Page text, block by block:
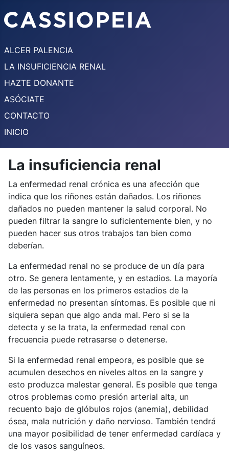
ALCER PALENCIA
LA INSUFICIENCIA RENAL
HAZTE DONANTE
ASÓCIATE
CONTACTO
INICIO
La insuficiencia renal
La enfermedad renal crónica es una afección que
indica que los riñones están dañados. Los riñones
dañados no pueden mantener la salud corporal. No
pueden filtrar la sangre lo suficientemente bien, y no
pueden hacer sus otros trabajos tan bien como
deberían.
La enfermedad renal no se produce de un día para
otro. Se genera lentamente, y en estadios. La mayoría
de las personas en los primeros estadios de la
enfermedad no presentan síntomas. Es posible que ni
siquiera sepan que algo anda mal. Pero si se la
detecta y se la trata, la enfermedad renal con
frecuencia puede retrasarse o detenerse.
Si la enfermedad renal empeora, es posible que se
acumulen desechos en niveles altos en la sangre y
esto produzca malestar general. Es posible que tenga
otros problemas como presión arterial alta, un
recuento bajo de glóbulos rojos (anemia), debilidad
ósea, mala nutrición y daño nervioso. También tendrá
una mayor posibilidad de tener enfermedad cardíaca y
de los vasos sanguíneos.